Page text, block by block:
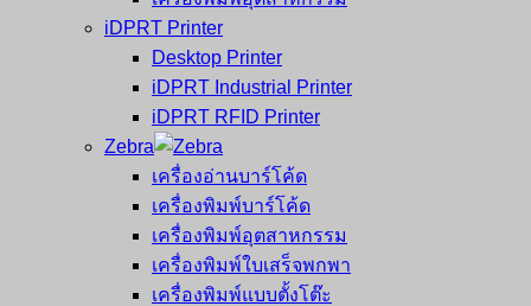
iDPRT Printer
Desktop Printer
iDPRT Industrial Printer
iDPRT RFID Printer
Zebra
เครื่องอ่านบาร์โค้ด
เครื่องพิมพ์บาร์โค้ด
เครื่องพิมพ์อุตสาหกรรม
เครื่องพิมพ์ใบเสร็จพกพา
เครื่องพิมพ์แบบตั้งโต๊ะ